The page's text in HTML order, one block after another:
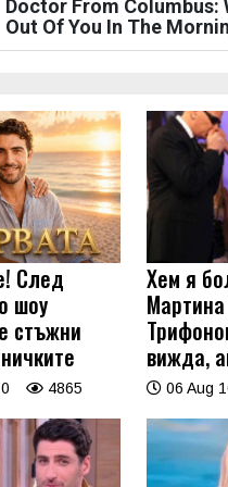
Doctor From Columbus:
Out Of You In The
След
шоу
стъжни
4865
Хем я
вижда,
06 Aug